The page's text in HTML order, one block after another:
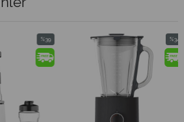
%39
İndirim
%39İndirim
%34
İndirim